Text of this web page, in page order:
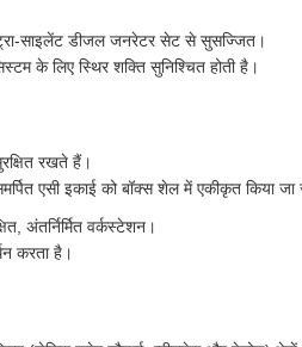
साइलेंट डीजल जनरेटर सेट से सुसज्जित।
के लिए स्थिर शक्ति सुनिश्चित होती है।
रखते हैं।
एसी इकाई को बॉक्स शेल में एकीकृत किया
अंतर्निर्मित वर्कस्टेशन।
करता है।